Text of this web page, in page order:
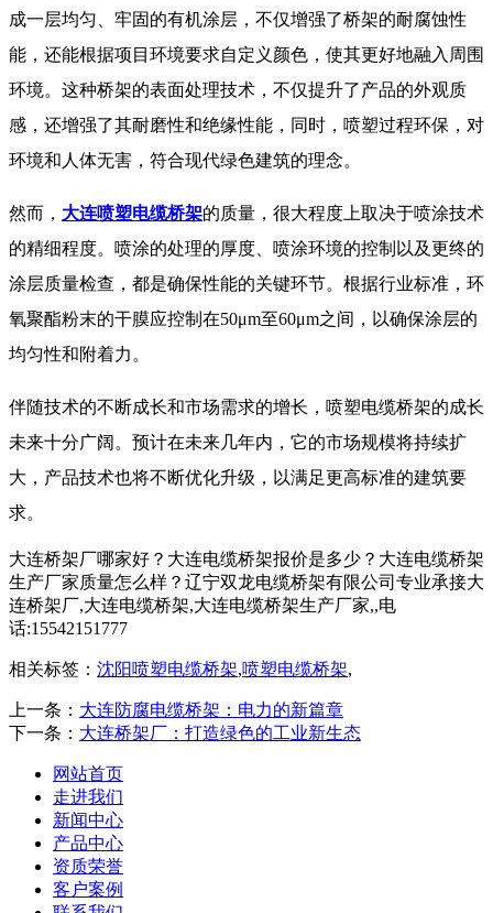
成一层均匀、牢固的有机涂层，不仅增强了桥架的耐腐蚀性
能，还能根据项目环境要求自定义颜色，使其更好地融入周围
环境。这种桥架的表面处理技术，不仅提升了产品的外观质
感，还增强了其耐磨性和绝缘性能，同时，喷塑过程环保，对
环境和人体无害，符合现代绿色建筑的理念。
然而， 大连喷塑电缆桥架的质量，很大程度上取决于喷涂技术
的精细程度。喷涂的处理的厚度、喷涂环境的控制以及更终的
涂层质量检查，都是确保性能的关键环节。根据行业标准，环
氧聚酯粉末的干膜应控制在50μm至60μm之间，以确保涂层的
均匀性和附着力。
伴随技术的不断成长和市场需求的增长，喷塑电缆桥架的成长
未来十分广阔。预计在未来几年内，它的市场规模将持续扩
大，产品技术也将不断优化升级，以满足更高标准的建筑要
求。
大连桥架厂哪家好？大连电缆桥架报价是多少？大连电缆桥架
生产厂家质量怎么样？辽宁双龙电缆桥架有限公司专业承接大
连桥架厂,大连电缆桥架,大连电缆桥架生产厂家,,电
话:15542151777
相关标签： 沈阳喷塑电缆桥架,喷塑电缆桥架,
上一条： 大连防腐电缆桥架：电力的新篇章
下一条： 大连桥架厂：打造绿色的工业新生态
网站首页
走进我们
新闻中心
产品中心
资质荣誉
客户案例